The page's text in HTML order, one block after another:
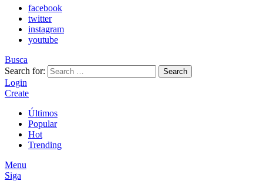
facebook
twitter
instagram
youtube
Busca
Search for:
Search
Login
Create
Últimos
Popular
Hot
Trending
Menu
Siga